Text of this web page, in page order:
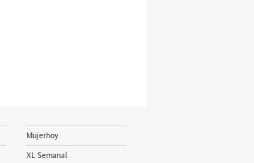
Mujerhoy
XL Semanal